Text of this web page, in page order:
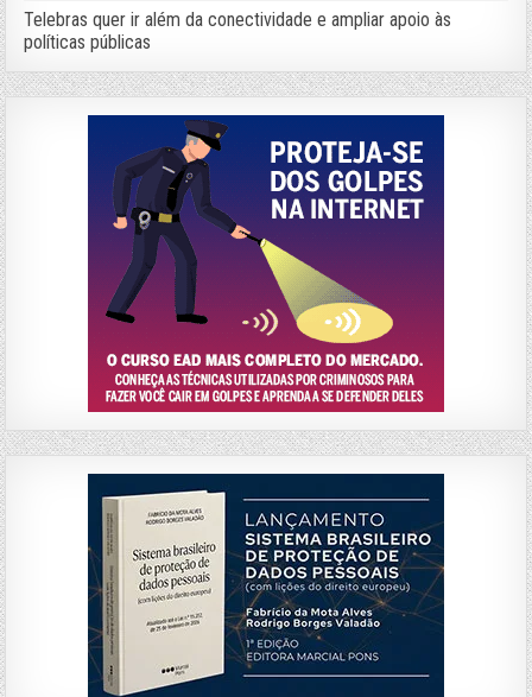
Telebras quer ir além da conectividade e ampliar apoio às
políticas públicas